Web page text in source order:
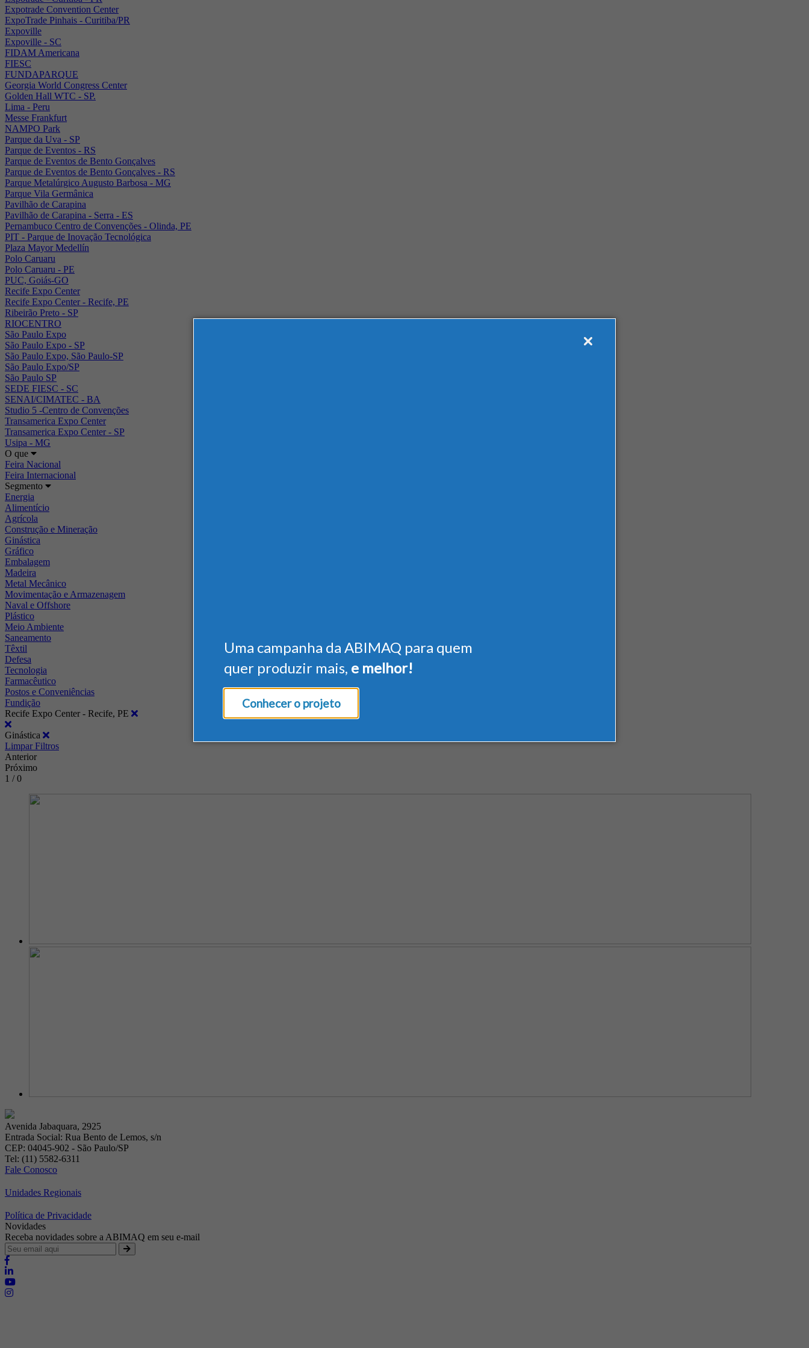
Uma campanha da ABIMAQ para quem
quer produzir mais, e melhor!
Conhecer o projeto
Expotrade Convention Center
ExpoTrade Pinhais - Curitiba/PR
Expoville
Expoville - SC
FIDAM Americana
FIESC
FUNDAPARQUE
Georgia World Congress Center
Golden Hall WTC - SP.
Lima - Peru
Messe Frankfurt
NAMPO Park
Parque da Uva - SP
Parque de Eventos - RS
Parque de Eventos de Bento Gonçalves
Parque de Eventos de Bento Gonçalves - RS
Parque Metalúrgico Augusto Barbosa - MG
Parque Vila Germânica
Pavilhão de Carapina
Pavilhão de Carapina - Serra - ES
Pernambuco Centro de Convenções - Olinda, PE
PIT - Parque de Inovação Tecnológica
Plaza Mayor Medellín
Polo Caruaru
Polo Caruaru - PE
PUC, Goiás-GO
Recife Expo Center
Recife Expo Center - Recife, PE
Ribeirão Preto - SP
RIOCENTRO
São Paulo Expo
São Paulo Expo - SP
São Paulo Expo, São Paulo-SP
São Paulo Expo/SP
São Paulo SP
SEDE FIESC - SC
SENAI/CIMATEC - BA
Studio 5 -Centro de Convenções
Transamerica Expo Center
Transamerica Expo Center - SP
Usipa - MG
O que
Feira Nacional
Feira Internacional
Segmento
Energia
Alimentício
Agrícola
Construção e Mineração
Ginástica
Gráfico
Embalagem
Madeira
Metal Mecânico
Movimentação e Armazenagem
Naval e Offshore
Plástico
Meio Ambiente
Saneamento
Têxtil
Defesa
Tecnologia
Farmacêutico
Postos e Conveniências
Fundição
Recife Expo Center - Recife, PE
Ginástica
Limpar Filtros
Anterior
Próximo
1 / 0
Avenida Jabaquara, 2925
Entrada Social: Rua Bento de Lemos, s/n
CEP: 04045-902 - São Paulo/SP
Tel: (11) 5582-6311
Fale Conosco
Unidades Regionais
Política de Privacidade
Novidades
Receba novidades sobre a ABIMAQ em seu e-mail